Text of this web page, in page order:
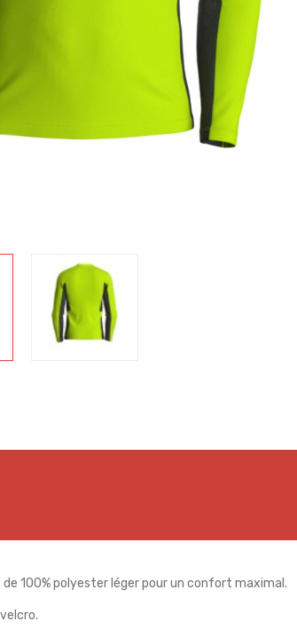
100% polyester léger pour un confort maximal.